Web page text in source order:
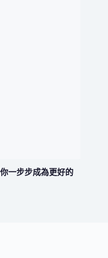
一步步成為更好的